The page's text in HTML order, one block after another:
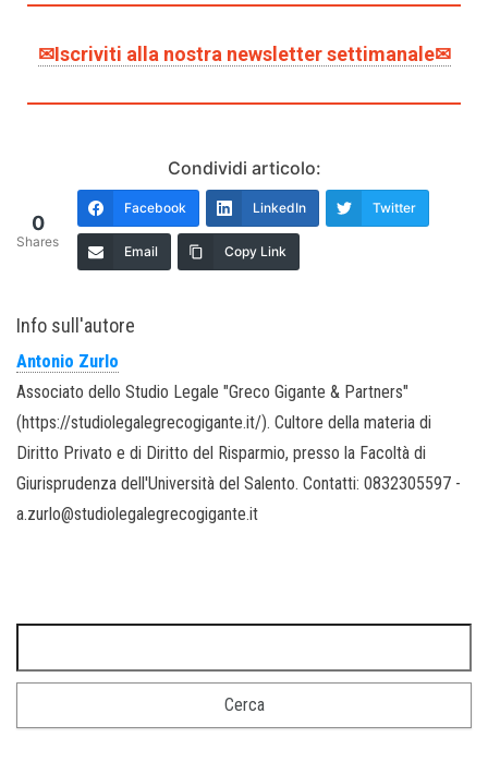
✉Iscriviti alla nostra newsletter settimanale✉
Condividi articolo:
0
Shares
Facebook LinkedIn Twitter
Email Copy Link
Info sull'autore
Antonio Zurlo
Associato dello Studio Legale "Greco Gigante & Partners"
(https://studiolegalegrecogigante.it/). Cultore della materia di
Diritto Privato e di Diritto del Risparmio, presso la Facoltà di
Giurisprudenza dell'Università del Salento. Contatti: 0832305597 -
a.zurlo@studiolegalegrecogigante.it